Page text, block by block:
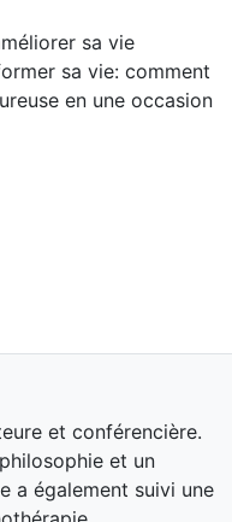
sa vie
sa vie: comment
en une occasion
et conférencière.
et un
a également suivi une